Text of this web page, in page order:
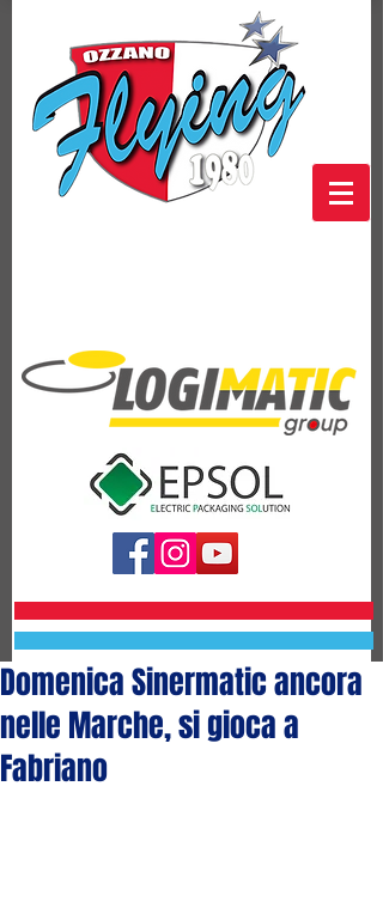
Domenica Sinermatic ancora
nelle Marche, si gioca a
Fabriano